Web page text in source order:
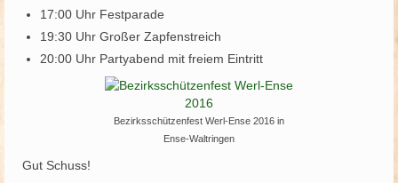
17:00 Uhr Festparade
19:30 Uhr Großer Zapfenstreich
20:00 Uhr Partyabend mit freiem Eintritt
Bezirksschützenfest Werl-Ense 2016 in
Ense-Waltringen
Gut Schuss!